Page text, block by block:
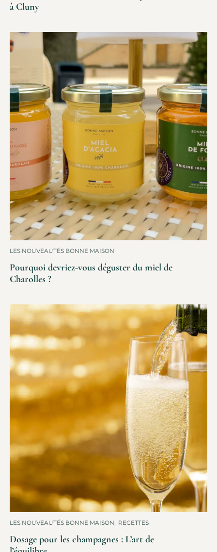
à Cluny
LES NOUVEAUTÉS BONNE MAISON
Pourquoi devriez-vous déguster du miel de
Charolles ?
LES NOUVEAUTÉS BONNE MAISON, RECETTES
Dosage pour les champagnes : L’art de